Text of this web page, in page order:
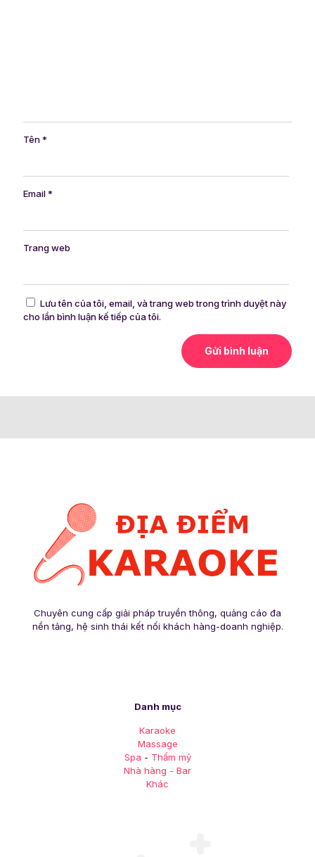
Tên*
Email*
Trang web
Lưu tên của tôi, email, và trang web trong trình duyệt này
cho lần bình luận kế tiếp của tôi.
Chuyên cung cấp giải pháp truyền thông, quảng cáo đa
nền tảng, hệ sinh thái kết nối khách hàng-doanh nghiệp.
Danh mục
Karaoke
Massage
Spa - Thẩm mỹ
Nhà hàng - Bar
Khác